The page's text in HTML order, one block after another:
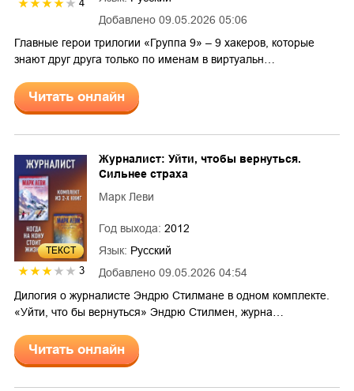
4
Добавлено 09.05.2026 05:06
Главные герои трилогии «Группа 9» – 9 хакеров, которые
знают друг друга только по именам в виртуальн…
Читать онлайн
ТЕКСТ
3 Добавлено 09.05.2026 04:54
Журналист: Уйти, чтобы вернуться.
Сильнее страха
Марк Леви
Год выхода: 2012
Язык: Русский
Дилогия о журналисте Эндрю Стилмане в одном комплекте.
«Уйти, что бы вернуться» Эндрю Стилмен, журна…
Читать онлайн